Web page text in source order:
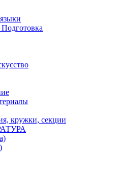
кружки, секции